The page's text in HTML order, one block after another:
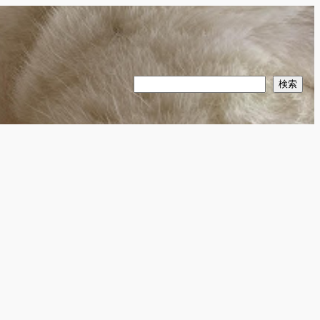
索
検索